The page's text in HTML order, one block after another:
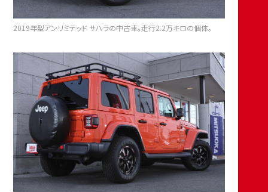
2019年型アンリミテッド サハラの中古車。走行2.2万キロの個体。